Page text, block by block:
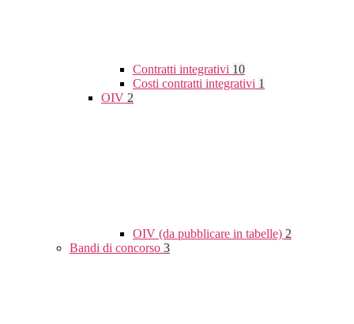
Contratti integrativi 10
Costi contratti integrativi 1
OIV 2
OIV (da pubblicare in tabelle) 2
Bandi di concorso 3